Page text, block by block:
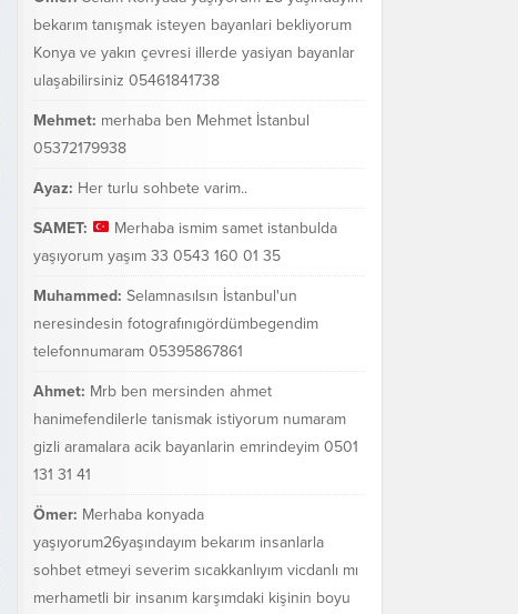
bekarım tanışmak isteyen bayanlari bekliyorum
Konya ve yakın çevresi illerde yasiyan bayanlar
ulaşabilirsiniz 05461841738
Mehmet: merhaba ben Mehmet İstanbul
05372179938
Ayaz: Her turlu sohbete varim..
SAMET:
Merhaba ismim samet istanbulda
yaşıyorum yaşım 33 0543 160 01 35
Muhammed: Selamnasılsın İstanbul'un
neresindesin fotografınıgördümbegendim
telefonnumaram 05395867861
Ahmet: Mrb ben mersinden ahmet
hanimefendilerle tanismak istiyorum numaram
gizli aramalara acik bayanlarin emrindeyim 0501
131 31 41
Ömer: Merhaba konyada
yaşıyorum26yaşındayım bekarım insanlarla
sohbet etmeyi severim sıcakkanlıyım vicdanlı mı
merhametli bir insanım karşımdaki kişinin boyu